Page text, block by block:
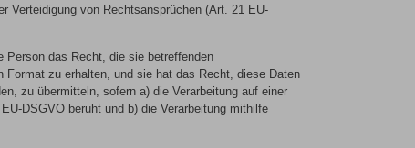
Verteidigung von Rechtsansprüchen (Art. 21 EU-
Person das Recht, die sie betreffenden
Format zu erhalten, und sie hat das Recht, diese Daten
zu übermitteln, sofern a) die Verarbeitung auf einer
DSGVO beruht und b) die Verarbeitung mithilfe